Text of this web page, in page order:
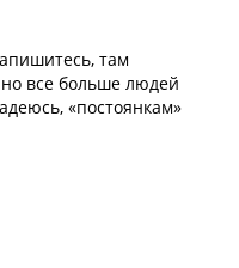
там
все больше людей
«постоянкам»